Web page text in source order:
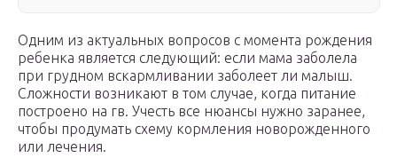
Одним из актуальных вопросов с момента рождения
ребенка является следующий: если мама заболела
при грудном вскармливании заболеет ли малыш.
Сложности возникают в том случае, когда питание
построено на гв. Учесть все нюансы нужно заранее,
чтобы продумать схему кормления новорожденного
или лечения.